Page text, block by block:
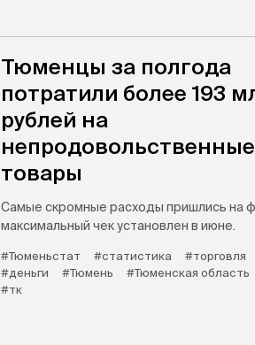
Тюменцы за полгода
потратили более 193
рублей на
непродовольственные
товары
Самые скромные расходы пришлись на
максимальный чек установлен в июне.
#Тюменьстат #статистика #торговля
#деньги
#Тюмень #Тюменская область
#тк